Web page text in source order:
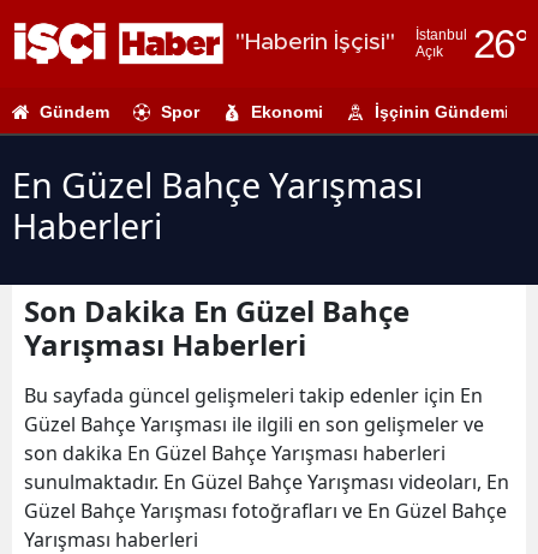
"Haberin İşçisi"
İstanbul
Açık
26°
Adıyaman
Artvin
Aydın
Balıkesir
Gündem Spor Ekonomi İşçinin Gündemi
En Güzel Bahçe Yarışması
Haberleri
Son Dakika En Güzel Bahçe
Yarışması Haberleri
Bu sayfada güncel gelişmeleri takip edenler için En
Güzel Bahçe Yarışması ile ilgili en son gelişmeler ve
son dakika En Güzel Bahçe Yarışması haberleri
sunulmaktadır. En Güzel Bahçe Yarışması videoları, En
Güzel Bahçe Yarışması fotoğrafları ve En Güzel Bahçe
Yarışması haberleri